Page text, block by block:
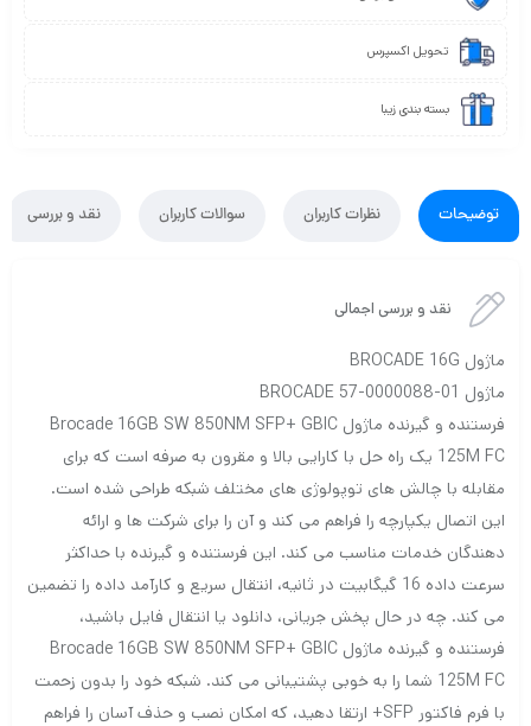
تحویل اکسپرس
بسته بندی زیبا
توضیحات نظرات کاربران سوالات کاربران نقد و بررسی
نقد و بررسی اجمالی
ماژول BROCADE 16G
ماژول BROCADE 57-0000088-01
فرستنده و گیرنده ماژول Brocade 16GB SW 850NM SFP+ GBIC
125M FC یک راه حل با کارایی بالا و مقرون به صرفه است که برای
مقابله با چالش های توپولوژی های مختلف شبکه طراحی شده است.
این اتصال یکپارچه را فراهم می کند و آن را برای شرکت ها و ارائه
دهندگان خدمات مناسب می کند. این فرستنده و گیرنده با حداکثر
سرعت داده 16 گیگابیت در ثانیه، انتقال سریع و کارآمد داده را تضمین
می کند. چه در حال پخش جریانی، دانلود یا انتقال فایل باشید،
فرستنده و گیرنده ماژول Brocade 16GB SW 850NM SFP+ GBIC
125M FC شما را به خوبی پشتیبانی می کند.
شبکه خود را بدون زحمت
با فرم فاکتور SFP+ ارتقا دهید، که امکان نصب و حذف آسان را فراهم